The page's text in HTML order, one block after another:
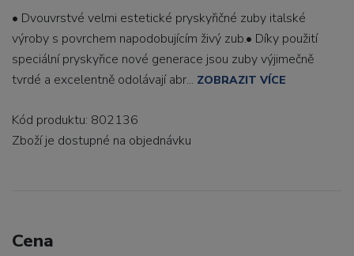
• Dvouvrstvé velmi estetické pryskyřičné zuby italské
výroby s povrchem napodobujícím živý zub.• Díky použití
speciální pryskyřice nové generace jsou zuby výjimečně
tvrdé a excelentně odolávají abr... ZOBRAZIT VÍCE
Kód produktu: 802136
Zboží je dostupné na objednávku
Cena